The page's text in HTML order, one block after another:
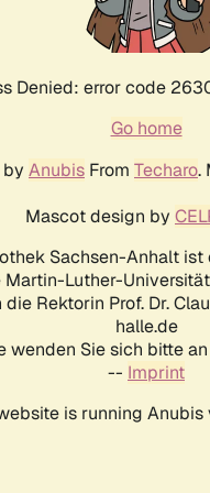
Denied: error code
Go home
Anubis From Techaro.
Mascot design by
Sachsen-Anhalt
Luther-
Rektorin Prof. Dr.
halle.de
wenden Sie sich bitte
-- Imprint
is running Anubis